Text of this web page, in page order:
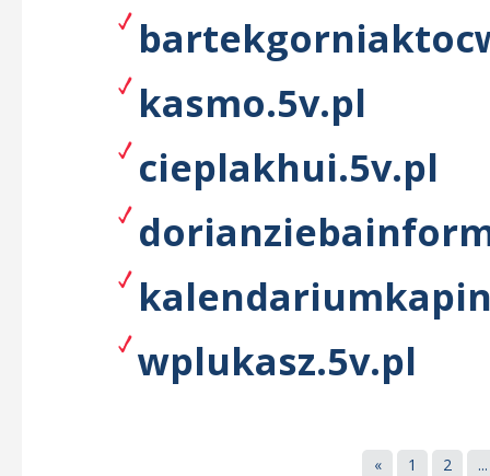
kasmo.5v.pl
cieplakhui.5v.pl
wplukasz.5v.pl
« 1 2 ...